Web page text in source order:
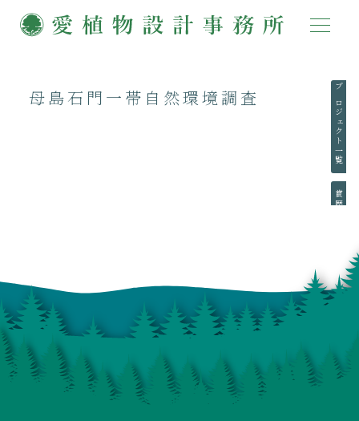
プロジェクト一覧
賞歴一覧
執筆一覧
母島石門一帯自然環境調査